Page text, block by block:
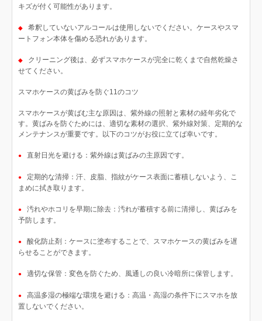
キズが付く可能性があります。
◆
希釈していないアルコールは使用しないでください。ケースやスマ
ートフォン本体を傷める恐れがあります。
◆
クリーニング後は、必ずスマホケースが完全に乾くまで自然乾燥さ
せてください。
スマホケースの黄ばみを防ぐ11のコツ
スマホケースが黄ばむ主な原因は、紫外線の照射と素材の経年劣化で
す。黄ばみを防ぐためには、適切な素材の選択、紫外線対策、定期的な
メンテナンスが重要です。以下のコツがお役に立てば幸いです。
● 直射日光を避ける：紫外線は黄ばみの主原因です。
● 定期的な清掃：汗、皮脂、指紋がケース表面に蓄積しないよう、こ
まめに拭き取ります。
● 汚れやホコリを早期に除去：汚れが蓄積する前に清掃し、黄ばみを
予防します。
● 酸化防止剤：ケースに塗布することで、スマホケースの黄ばみを遅
らせることができます。
● 適切な保管：変色を防ぐため、風通しの良い冷暗所に保管します。
● 高温多湿の極端な環境を避ける：高温・高湿の条件下にスマホを放
置しないでください。